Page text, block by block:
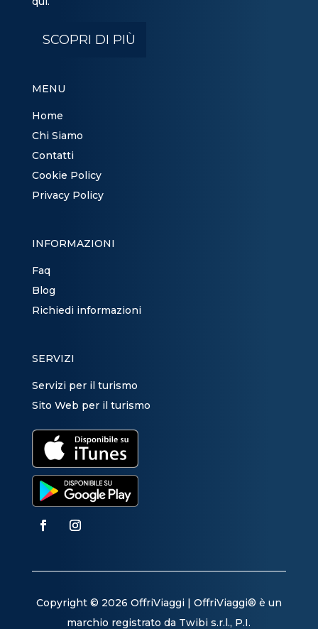
SCOPRI DI PIÙ
MENU
Home
Chi Siamo
Contatti
Cookie Policy
Privacy Policy
INFORMAZIONI
Faq
Blog
Richiedi informazioni
SERVIZI
Servizi per il turismo
Sito Web per il turismo
Copyright © 2026 OffriViaggi | OffriViaggi® è un
marchio registrato da Twibi s.r.l., P.I.